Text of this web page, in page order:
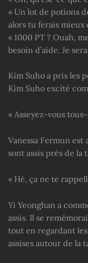
« Un lot de potions
alors tu ferais mieux
« 1000 PT ? Ouah,
besoin d’aide. Je
Kim Suho a pris les
Kim Suho excité
« Asseyez-vous
Vanessa Fermun est
sont assis près de la
« Hé, ça ne te
Yi Yeonghan a
assis. Il se
tout en regardant
assises autour de la